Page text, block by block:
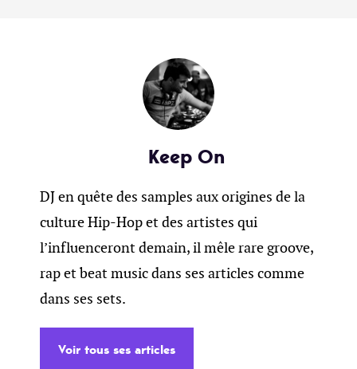
Keep On
DJ en quête des samples aux origines de la
culture Hip-Hop et des artistes qui
l’influenceront demain, il mêle rare groove,
rap et beat music dans ses articles comme
dans ses sets.
Voir tous ses articles